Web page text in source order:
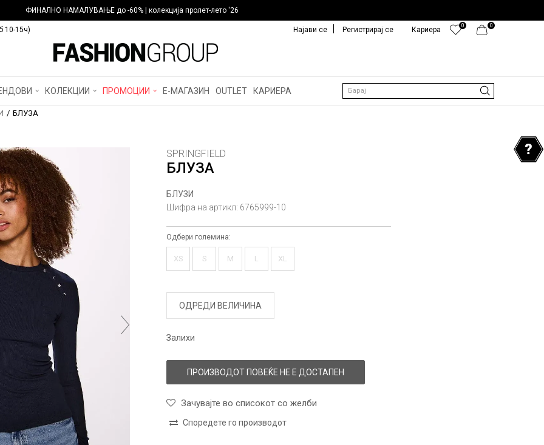
ФИНАЛНО НАМАЛУВАЊЕ до -60% | колекција пролет-лето '26
10-15ч) 0
0
Кариера
Најави се Регистрирај се
КОЛЕКЦИИ ПРОМОЦИИ Е-МАГАЗИН OUTLET КАРИЕРА Барај
БЛУЗА
SPRINGFIELD
БЛУЗА
БЛУЗИ
Шифра на артикл: 6765999-10
Одбери големина:
XS S M L XL
ОДРЕДИ ВЕЛИЧИНА
Залихи
ПРОИЗВОДОТ ПОВЕЌЕ НЕ Е ДОСТАПЕН
Зачувајте во списокот со желби
Споредете го производот